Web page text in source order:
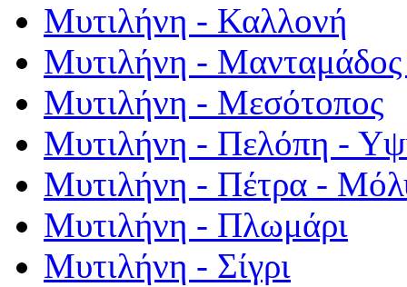
Μυτιλήνη - Καλλονή
Μυτιλήνη - Μανταμάδος
Μυτιλήνη - Μεσότοπος
Μυτιλήνη - Πελόπη -
Μυτιλήνη - Πέτρα -
Μυτιλήνη - Πλωμάρι
Μυτιλήνη - Σίγρι